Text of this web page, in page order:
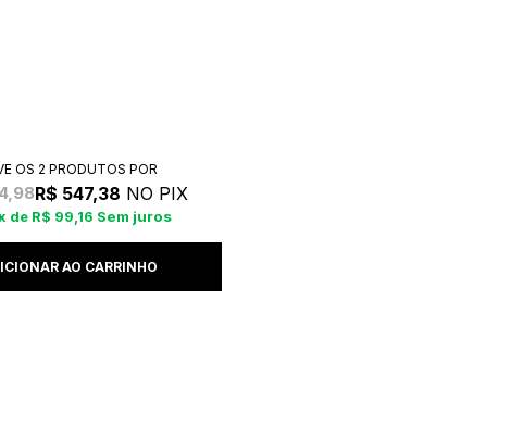
OS 2 PRODUTOS
R$ 547,38 NO PIX
R$ 99,16 Sem juros